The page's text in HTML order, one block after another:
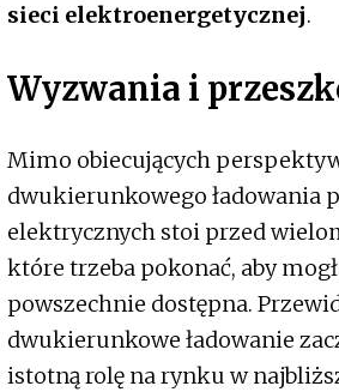
sieci elektroenergetycznej.
Wyzwania i
Mimo obiecujących
dwukierunkowego ładowania
elektrycznych stoi przed
które trzeba pokonać, aby
powszechnie dostępna.
dwukierunkowe ładowanie
istotną rolę na rynku w